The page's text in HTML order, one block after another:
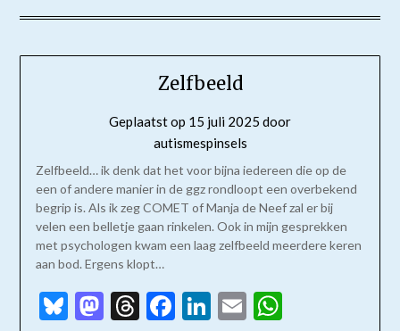
Zelfbeeld
Geplaatst op 15 juli 2025 door
autismespinsels
Zelfbeeld… ik denk dat het voor bijna iedereen die op de
een of andere manier in de ggz rondloopt een overbekend
begrip is. Als ik zeg COMET of Manja de Neef zal er bij
velen een belletje gaan rinkelen. Ook in mijn gesprekken
met psychologen kwam een laag zelfbeeld meerdere keren
aan bod. Ergens klopt…
Bluesky
Mastodon
Threads
Facebook
LinkedIn
Email